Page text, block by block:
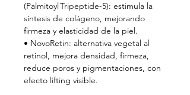
(Palmitoyl Tripeptide‑5): estimula la
síntesis de colágeno, mejorando
firmeza y elasticidad de la piel.
• NovoRetin: alternativa vegetal al
retinol, mejora densidad, firmeza,
reduce poros y pigmentaciones, con
efecto lifting visible.